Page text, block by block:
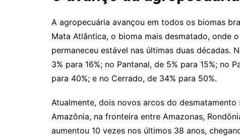
A agropecuária avançou em todos os biomas
Mata Atlântica, o bioma mais desmatado, onde
permaneceu estável nas últimas duas décadas.
3% para 16%; no Pantanal, de 5% para 15%; no
para 40%; e no Cerrado, de 34% para 50%.
Atualmente, dois novos arcos do
Amazônia, na fronteira entre Amazonas,
aumentou 10 vezes nos últimos 38 anos,